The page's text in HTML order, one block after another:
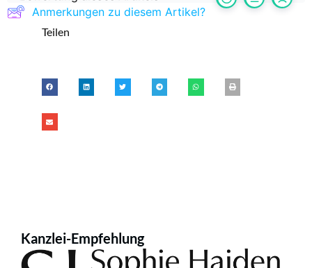
Anmerkungen zu diesem Artikel?
Teilen
Kanzlei-Empfehlung